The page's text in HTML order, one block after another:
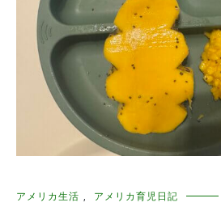
アメリカ生活 , アメリカ育児日記